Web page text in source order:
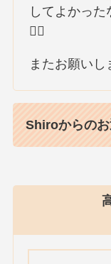
してよかっ
🙇‍♀️
またお願いし
Shiroからの